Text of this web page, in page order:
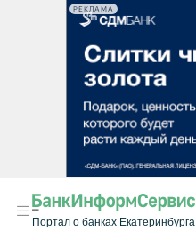
РЕКЛАМА
Портал о банках Екатеринбурга